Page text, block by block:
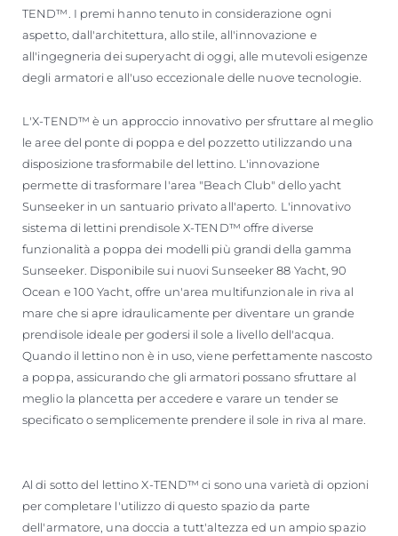
TEND™. I premi hanno tenuto in considerazione ogni
aspetto, dall'architettura, allo stile, all'innovazione e
all'ingegneria dei superyacht di oggi, alle mutevoli esigenze
degli armatori e all'uso eccezionale delle nuove tecnologie.
L'X-TEND™ è un approccio innovativo per sfruttare al meglio
le aree del ponte di poppa e del pozzetto utilizzando una
disposizione trasformabile del lettino. L'innovazione
permette di trasformare l'area "Beach Club" dello yacht
Sunseeker in un santuario privato all'aperto. L'innovativo
sistema di lettini prendisole X-TEND™ offre diverse
funzionalità a poppa dei modelli più grandi della gamma
Sunseeker. Disponibile sui nuovi Sunseeker 88 Yacht, 90
Ocean e 100 Yacht, offre un'area multifunzionale in riva al
mare che si apre idraulicamente per diventare un grande
prendisole ideale per godersi il sole a livello dell'acqua.
Quando il lettino non è in uso, viene perfettamente nascosto
a poppa, assicurando che gli armatori possano sfruttare al
meglio la plancetta per accedere e varare un tender se
specificato o semplicemente prendere il sole in riva al mare.
Al di sotto del lettino X-TEND™ ci sono una varietà di opzioni
per completare l'utilizzo di questo spazio da parte
dell'armatore, una doccia a tutt'altezza ed un ampio spazio